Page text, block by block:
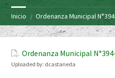
Inicio Ordenanza Municipal
Ordenanza Municipal
Uploaded by: dcastaneda